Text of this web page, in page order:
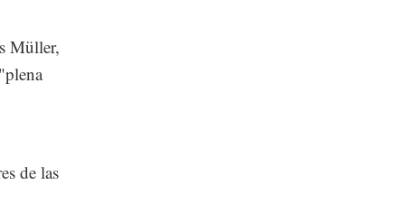
Müller,
de las